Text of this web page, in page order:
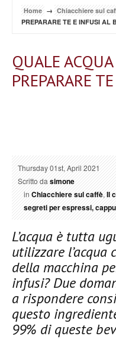
Home → Chiacchiere sul
PREPARARE TE E INFUSI AL
QUALE
PREPARARE
Thursday 01st, April 2021
Scritto dasimone
inChiacchiere sul caffè,Il
segreti per espressi,
L’acqua è tutta
utilizzare l’acqua
della macchina
infusi? Due
a rispondere
questo
99% di queste